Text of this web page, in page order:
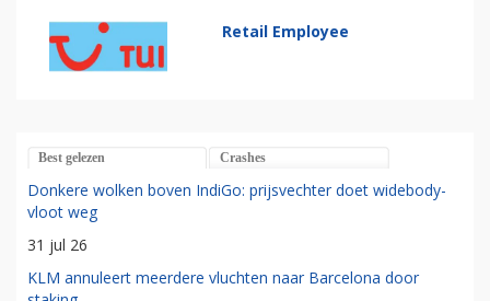
Retail Employee
Best gelezen Crashes
Donkere wolken boven IndiGo: prijsvechter doet widebody-
vloot weg
31 jul 26
KLM annuleert meerdere vluchten naar Barcelona door